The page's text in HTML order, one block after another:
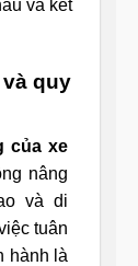
và kết
quy
của xe
nâng
và di
tuân
hành là